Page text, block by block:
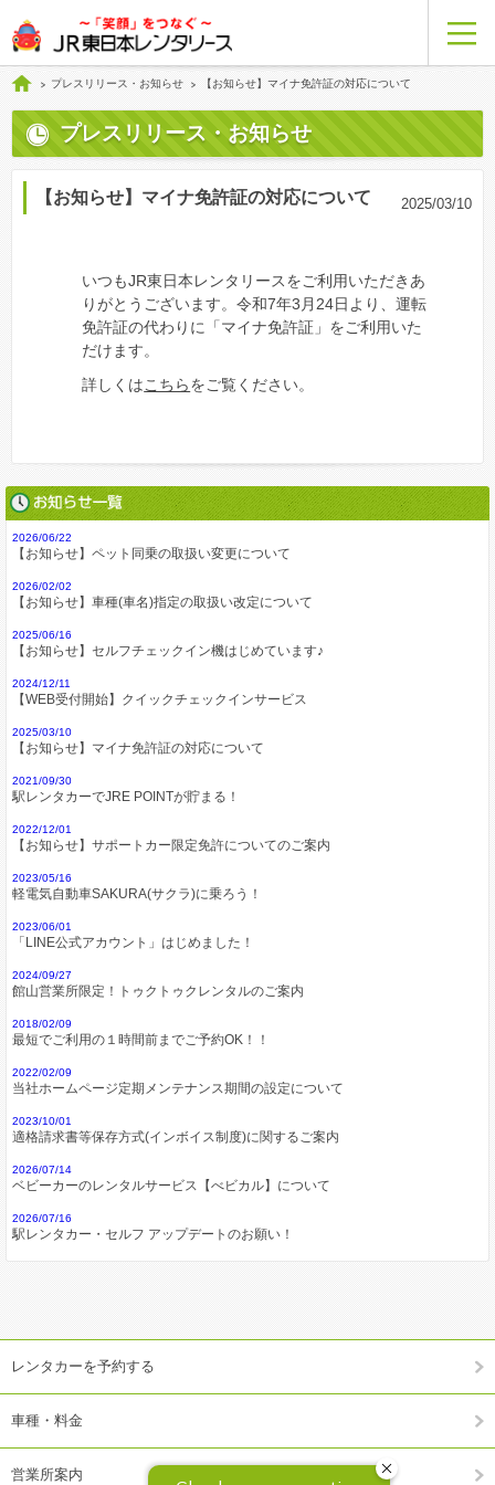
プレスリリース・お知らせ 【お知らせ】マイナ免許証の対応について
プレスリリース・お知らせ
【お知らせ】マイナ免許証の対応について 2025/03/10
いつもJR東日本レンタリースをご利用いただきあ
りがとうございます。令和7年3月24日より、運転
免許証の代わりに「マイナ免許証」をご利用いた
だけます。
詳しくはこちらをご覧ください。
2026/06/22
【お知らせ】ペット同乗の取扱い変更について
2026/02/02
【お知らせ】車種(車名)指定の取扱い改定について
2025/06/16
【お知らせ】セルフチェックイン機はじめています♪
2024/12/11
【WEB受付開始】クイックチェックインサービス
2025/03/10
【お知らせ】マイナ免許証の対応について
2021/09/30
駅レンタカーでJRE POINTが貯まる！
2022/12/01
【お知らせ】サポートカー限定免許についてのご案内
2023/05/16
軽電気自動車SAKURA(サクラ)に乗ろう！
2023/06/01
「LINE公式アカウント」はじめました！
2024/09/27
館山営業所限定！トゥクトゥクレンタルのご案内
2018/02/09
最短でご利用の１時間前までご予約OK！！
2022/02/09
当社ホームページ定期メンテナンス期間の設定について
2023/10/01
適格請求書等保存方式(インボイス制度)に関するご案内
2026/07/14
ベビーカーのレンタルサービス【べビカル】について
2026/07/16
駅レンタカー・セルフ アップデートのお願い！
レンタカーを予約する
車種・料金
営業所案内